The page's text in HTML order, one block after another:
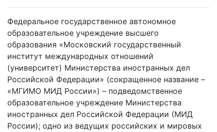
Федеральное государственное автономное
образовательное учреждение высшего
образования «Московский государственный
институт международных отношений
(университет) Министерства иностранных дел
Российской Федерации» (сокращенное название –
«МГИМО МИД России») – подведомственное
образовательное учреждение Министерства
иностранных дел Российской Федерации (МИД
России); одно из ведущих российских и мировых